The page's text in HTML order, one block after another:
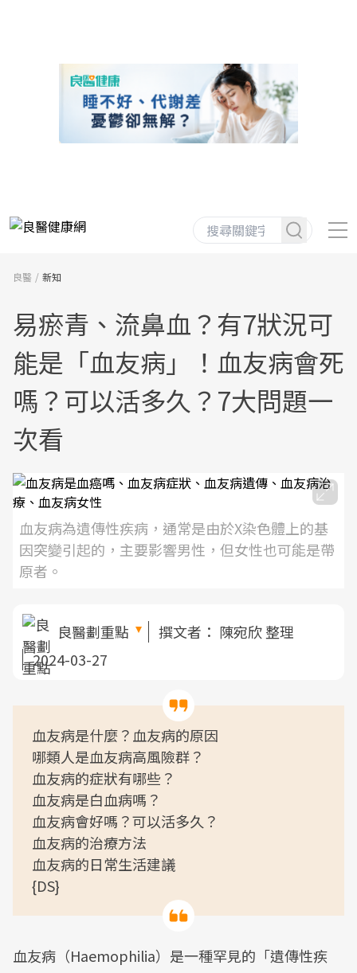
良醫 新知
易瘀青、流鼻血？有7狀況可
能是「血友病」！血友病會死
嗎？可以活多久？7大問題一
次看
血友病為遺傳性疾病，通常是由於X染色體上的基
因突變引起的，主要影響男性，但女性也可能是帶
原者。
良醫劃重點 撰文者： 陳宛欣 整理
2024-03-27
血友病是什麼？血友病的原因
哪類人是血友病高風險群？
血友病的症狀有哪些？
血友病是白血病嗎？
血友病會好嗎？可以活多久？
血友病的治療方法
血友病的日常生活建議
{DS}
血友病（Haemophilia）是一種罕見的「遺傳性疾